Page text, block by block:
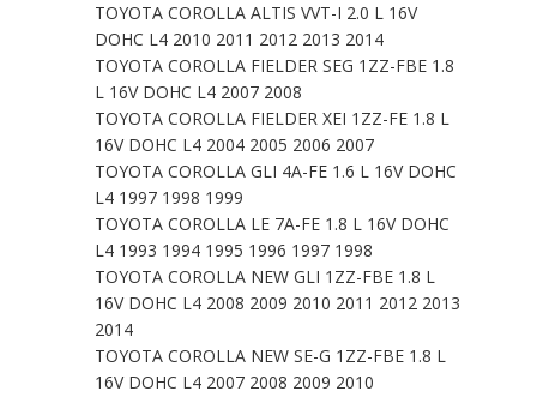
TOYOTA COROLLA ALTIS VVT-I 2.0 L 16V
DOHC L4 2010 2011 2012 2013 2014
TOYOTA COROLLA FIELDER SEG 1ZZ-FBE 1.8
L 16V DOHC L4 2007 2008
TOYOTA COROLLA FIELDER XEI 1ZZ-FE 1.8 L
16V DOHC L4 2004 2005 2006 2007
TOYOTA COROLLA GLI 4A-FE 1.6 L 16V DOHC
L4 1997 1998 1999
TOYOTA COROLLA LE 7A-FE 1.8 L 16V DOHC
L4 1993 1994 1995 1996 1997 1998
TOYOTA COROLLA NEW GLI 1ZZ-FBE 1.8 L
16V DOHC L4 2008 2009 2010 2011 2012 2013
2014
TOYOTA COROLLA NEW SE-G 1ZZ-FBE 1.8 L
16V DOHC L4 2007 2008 2009 2010